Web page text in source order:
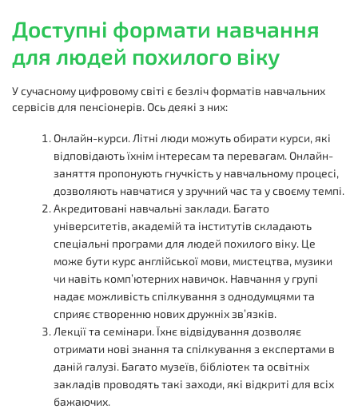
Доступні формати навчання
для людей похилого віку
У сучасному цифровому світі є безліч форматів навчальних
сервісів для пенсіонерів. Ось деякі з них:
Онлайн-курси. Літні люди можуть обирати курси, які
відповідають їхнім інтересам та перевагам. Онлайн-
заняття пропонують гнучкість у навчальному процесі,
дозволяють навчатися у зручний час та у своєму темпі.
Акредитовані навчальні заклади. Багато
університетів, академій та інститутів складають
спеціальні програми для людей похилого віку. Це
може бути курс англійської мови, мистецтва, музики
чи навіть комп’ютерних навичок. Навчання у групі
надає можливість спілкування з однодумцями та
сприяє створенню нових дружніх зв’язків.
Лекції та семінари. Їхнє відвідування дозволяє
отримати нові знання та спілкування з експертами в
даній галузі. Багато музеїв, бібліотек та освітніх
закладів проводять такі заходи, які відкриті для всіх
бажаючих.